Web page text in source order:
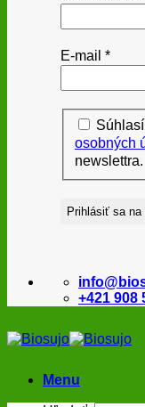
E-mail *
osobných
newslettra.
+421 908
Menu